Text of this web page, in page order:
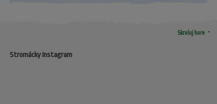
Skroluj hore arrow_drop_up
Stromácky Instagram